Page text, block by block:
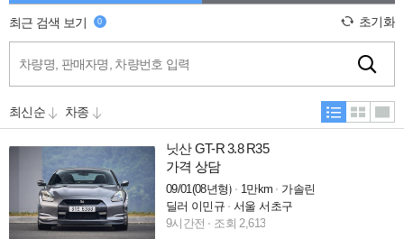
최근 검색 보기 0 초기화
닛산 GT-R 3.8 R35
가격 상담
09/01(08년형) 1만km
가솔린
딜러 이민규
서울 서초구
9시간전
조회 2,613